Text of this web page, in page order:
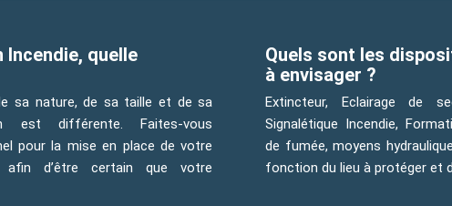
quelle
sa nature, de sa taille et de sa
est différente. Faites-vous
pour la mise en place de votre
d’être certain que votre
Quels sont les
à envisager ?
Extincteur, Eclairage de
Signalétique Incendie,
de fumée, moyens
fonction du lieu à protéger et